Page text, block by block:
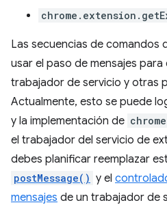
Las secuencias de comandos
usar el paso de mensajes
trabajador de servicio y otras
Actualmente, esto se puede
y la implementación de
el trabajador del servicio de
debes planificar reemplazar
postMessage() y el
mensajes de un trabajador de